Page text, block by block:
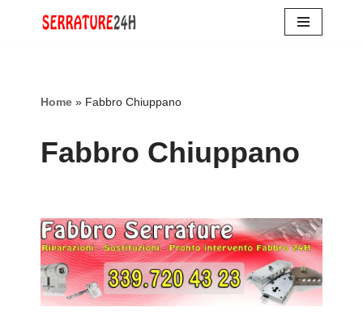
Home » Fabbro Chiuppano
Fabbro Chiuppano